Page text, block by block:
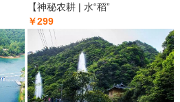
【神秘农耕 | 水“稻”
￥299